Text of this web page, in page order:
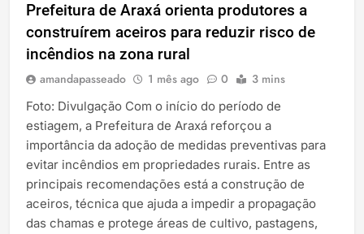
Prefeitura de Araxá orienta produtores a
construírem aceiros para reduzir risco de
incêndios na zona rural
amandapasseado 1 mês ago 0 3 mins
Foto: Divulgação Com o início do período de
estiagem, a Prefeitura de Araxá reforçou a
importância da adoção de medidas preventivas para
evitar incêndios em propriedades rurais. Entre as
principais recomendações está a construção de
aceiros, técnica que ajuda a impedir a propagação
das chamas e protege áreas de cultivo, pastagens,